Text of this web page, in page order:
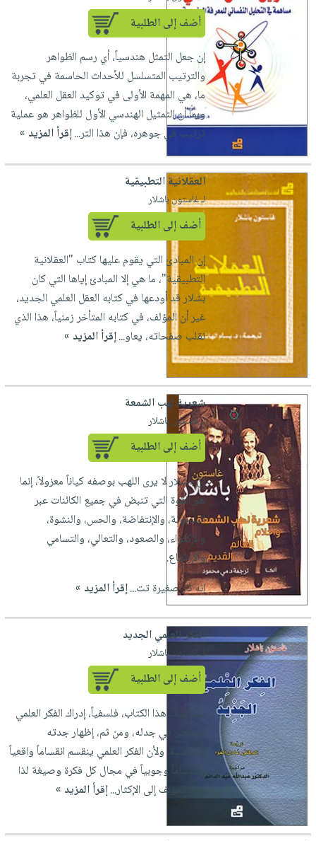
أضف إلى الطلبية
إن جعل التمثل هندسياً، أي رسم الظواهر
والترتيب المتسلسل للأحداث الحاسمة في تجربة
ما، هي المهمة الأولى في توكيد العقل العلمي،
وبما أن التمثيل الهندسي الأول للظواهر هو عملية
ترتيب في جوهره، فإن هذا التر...إقرأ المزيد »
العقلانية التطبيقية
لـ غاستون باشلار
أضف إلى الطلبية
إن المبادئ التي يقوم عليها كتاب "العقلانية
التطبيقية"، ما هي إلا المبادئ إياها التي كان
بشلار قد أودعها في كتابه العقل العلمي الجديد،
غير أن المؤلف، في كتابه المتأخر زمنياً، هذا الذي
نقلب صفحاته، يعاو...إقرأ المزيد »
شعرية لهب الشمعة
لـ غاستون باشلار
أضف إلى الطلبية
إنّ باشلار لا يرى اللهب بوصفه كياناً معزولاً، إنما
هو القوة التي تنبض في جميع الكائنات عبر
السخونة، والإنتفاضة، والحس، والنشوة،
والإكتواء، والصعود، والتعالي، والتسامي
والإرتفاع.
إنه نار صغيرة تت...إقرأ المزيد »
الفكر العلمي الجديد
لـ غاستون باشلار
أضف إلى الطلبية
يستهدف هذا الكتاب، فلسفياً، إدراك الفكر العلمي
المعاصر في جدله، ومن ثم، إظهار جدته
الأساسية. ولأن الفكر العلمي ينقسم انقساماً واقعياً
وانقساماً وجوبياً في مجال كل فكرة وصيغة لذا
عمد المؤلف إلى الإكثار...إقرأ المزيد »